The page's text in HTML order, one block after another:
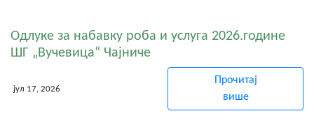
Одлуке за набавку роба и услуга 2026.године
ШГ „Вучевица“ Чајниче
јул 17, 2026
Прочитај
више